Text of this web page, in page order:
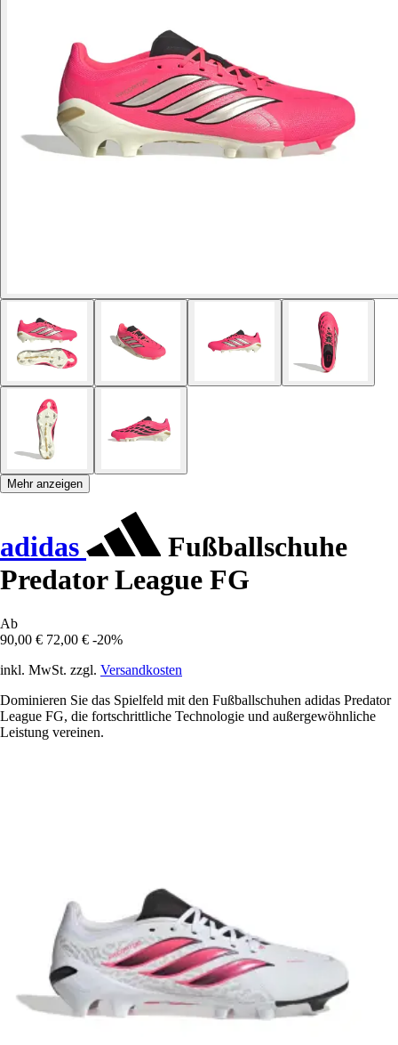
Mehr anzeigen
adidas
Fußballschuhe
Predator League FG
Ab
90,00 € 72,00 € -20%
inkl. MwSt. zzgl. Versandkosten
Dominieren Sie das Spielfeld mit den Fußballschuhen adidas Predator
League FG, die fortschrittliche Technologie und außergewöhnliche
Leistung vereinen.